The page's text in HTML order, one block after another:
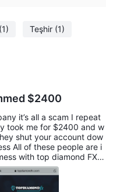
(1) Teşhir (1)
$2400
it’s all a scam I repeat
took me for $2400 and w
shut your account dow
i
with top diamond FX it
and shut down yo
their names or clo
this company